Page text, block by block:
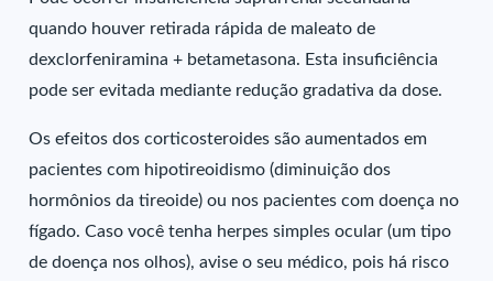
quando houver retirada rápida de maleato de
dexclorfeniramina + betametasona. Esta insuficiência
pode ser evitada mediante redução gradativa da dose.
Os efeitos dos corticosteroides são aumentados em
pacientes com hipotireoidismo (diminuição dos
hormônios da tireoide) ou nos pacientes com doença no
fígado. Caso você tenha herpes simples ocular (um tipo
de doença nos olhos), avise o seu médico, pois há risco